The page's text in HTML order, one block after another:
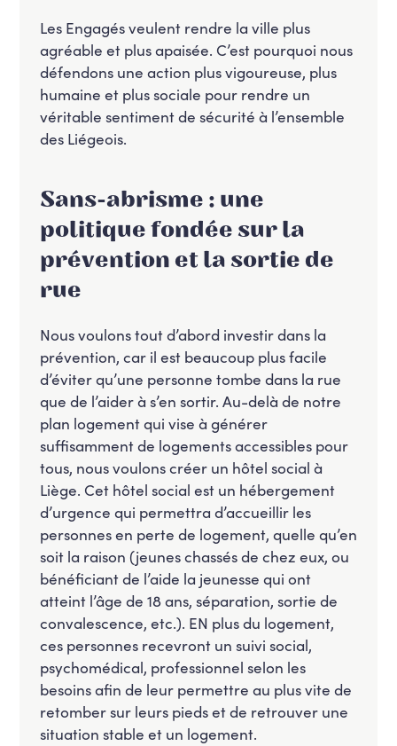
Les Engagés veulent rendre la ville plus
agréable et plus apaisée. C’est pourquoi nous
défendons une action plus vigoureuse, plus
humaine et plus sociale pour rendre un
véritable sentiment de sécurité à l’ensemble
des Liégeois.
Sans-abrisme : une
politique fondée sur la
prévention et la sortie de
rue
Nous voulons tout d’abord investir dans la
prévention, car il est beaucoup plus facile
d’éviter qu’une personne tombe dans la rue
que de l’aider à s’en sortir. Au-delà de notre
plan logement qui vise à générer
suffisamment de logements accessibles pour
tous, nous voulons créer un hôtel social à
Liège. Cet hôtel social est un hébergement
d’urgence qui permettra d’accueillir les
personnes en perte de logement, quelle qu’en
soit la raison (jeunes chassés de chez eux, ou
bénéficiant de l’aide la jeunesse qui ont
atteint l’âge de 18 ans, séparation, sortie de
convalescence, etc.). EN plus du logement,
ces personnes recevront un suivi social,
psychomédical, professionnel selon les
besoins afin de leur permettre au plus vite de
retomber sur leurs pieds et de retrouver une
situation stable et un logement.